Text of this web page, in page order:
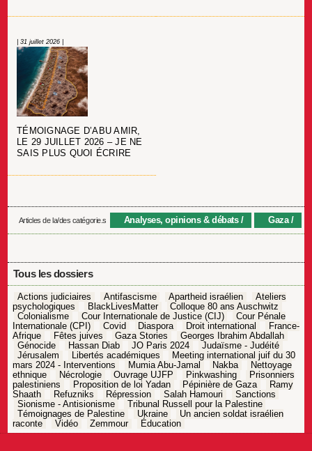
| 31 juillet 2026 |
TÉMOIGNAGE D’ABU AMIR,
LE 29 JUILLET 2026 – JE NE
SAIS PLUS QUOI ÉCRIRE
Articles de la/des catégorie.s Analyses, opinions & débats Gaza
Tous les dossiers
Actions judiciaires Antifascisme Apartheid israélien
Ateliers
psychologiques
BlackLivesMatter
Colloque 80 ans Auschwitz
Colonialisme
Cour Internationale de Justice (CIJ)
Cour Pénale
Internationale (CPI)
Covid Diaspora Droit international
France-
Afrique
Fêtes juives Gaza Stories
Georges Ibrahim Abdallah
Génocide
Hassan Diab JO Paris 2024
Judaïsme - Judéité
Jérusalem
Libertés académiques
Meeting international juif du 30
mars 2024 - Interventions
Mumia Abu-Jamal Nakba
Nettoyage
ethnique
Nécrologie Ouvrage UJFP Pinkwashing
Prisonniers
palestiniens
Proposition de loi Yadan Pépinière de Gaza
Ramy
Shaath
Refuzniks Répression Salah Hamouri
Sanctions
Sionisme - Antisionisme
Tribunal Russell pour la Palestine
Témoignages de Palestine
Ukraine
Un ancien soldat israélien
raconte
Vidéo Zemmour Éducation
Navigation